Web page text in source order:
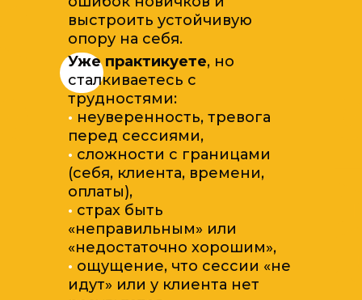
выстроить устойчивую
опору на себя.
Уже практикуете, но
сталкиваетесь с
трудностями:
· неуверенность, тревога
перед сессиями,
· сложности с границами
(себя, клиента, времени,
оплаты),
· страх быть
«неправильным» или
«недостаточно хорошим»,
· ощущение, что сессии «не
идут» или у клиента нет